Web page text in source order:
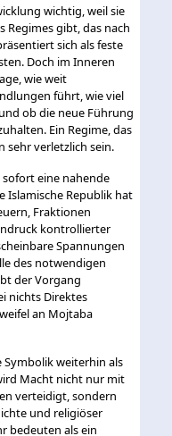
wichtig, weil sie
Regimes gibt, das nach
sich als feste
Doch im Inneren
wie weit
führt, wie viel
ob die neue Führung
Ein Regime, das
sehr verletzlich sein.
sofort eine nahende
Islamische Republik hat
Fraktionen
kontrollierter
Spannungen
des notwendigen
der Vorgang
nichts Direktes
an Mojtaba
Symbolik weiterhin als
Macht nicht nur mit
verteidigt, sondern
und religiöser
bedeuten als ein